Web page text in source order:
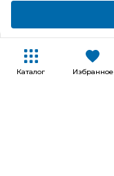
Каталог Избранное
Покупателям